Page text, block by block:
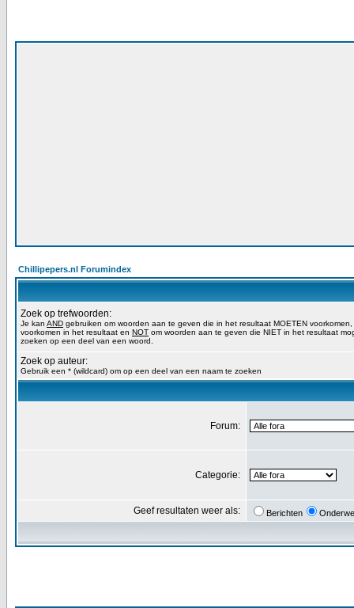
Chillipepers.nl Forumindex
Zoek op trefwoorden:
Je kan AND gebruiken om woorden aan te geven die in het resultaat MOETEN voorkomen,
voorkomen in het resultaat en NOT om woorden aan te geven die NIET in het resultaat
zoeken op een deel van een woord.
Zoek op auteur:
Gebruik een * (wildcard) om op een deel van een naam te zoeken
Forum:
Categorie:
Geef resultaten weer als: Berichten